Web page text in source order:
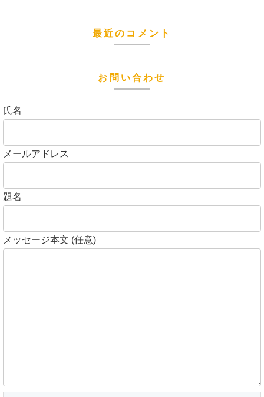
最近のコメント
お問い合わせ
氏名
メールアドレス
題名
メッセージ本文 (任意)